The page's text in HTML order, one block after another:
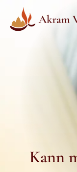
Kann